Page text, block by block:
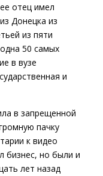
отец имел
Донецка из
из пяти
50 самых
в вузе
и
в запрещенной
пачку
к видео
бизнес, но были и
лет назад